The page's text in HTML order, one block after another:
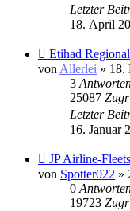
Letzter
18. April
Etihad Regional
von Allerlei » 18.
3
25087
Letzter
16. Januar
JP Airline-
von Spotter022 »
0
19723